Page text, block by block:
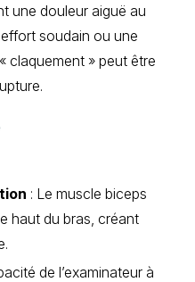
une douleur aiguë au
soudain ou une
claquement » peut être
: Le muscle biceps
haut du bras, créant
de l’examinateur à